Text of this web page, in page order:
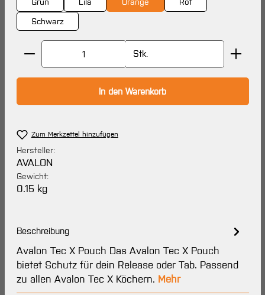
Schwarz
Produkt Anzahl: Gib den gewünschten Wert ein
Stk.
In den Warenkorb
Zum Merkzettel hinzufügen
Hersteller:
AVALON
Gewicht:
0.15 kg
Beschreibung
Avalon Tec X Pouch Das Avalon Tec X Pouch
bietet Schutz für dein Release oder Tab. Passend
zu allen Avalon Tec X Köchern. Mehr